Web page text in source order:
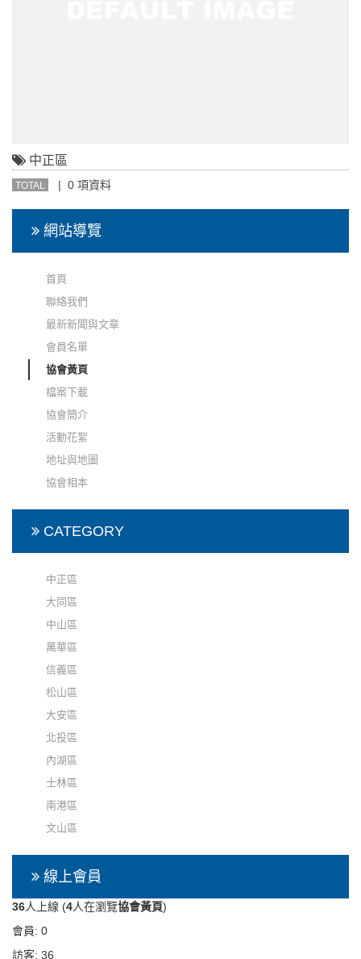
中正區
TOTAL | 0 項資料
網站導覽
首頁
聯絡我們
最新新聞與文章
會員名單
協會黃頁
檔案下載
協會簡介
活動花絮
地址與地圖
協會相本
CATEGORY
中正區
大同區
中山區
萬華區
信義區
松山區
大安區
北投區
內湖區
士林區
南港區
文山區
線上會員
36人上線 (4人在瀏覽協會黃頁)
會員: 0
訪客: 36